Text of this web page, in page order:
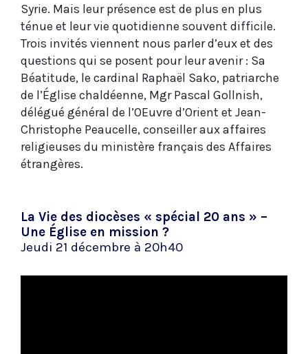
Syrie. Mais leur présence est de plus en plus
ténue et leur vie quotidienne souvent difficile.
Trois invités viennent nous parler d’eux et des
questions qui se posent pour leur avenir : Sa
Béatitude, le cardinal Raphaël Sako, patriarche
de l’Église chaldéenne, Mgr Pascal Gollnish,
délégué général de l’OEuvre d’Orient et Jean-
Christophe Peaucelle, conseiller aux affaires
religieuses du ministère français des Affaires
étrangères.
La Vie des diocèses « spécial 20 ans » –
Une Église en mission ?
Jeudi 21 décembre à 20h40